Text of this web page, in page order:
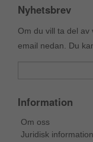
Nyhetsbrev
Om du vill ta del av
email nedan. Du
Information
Om oss
Juridisk information